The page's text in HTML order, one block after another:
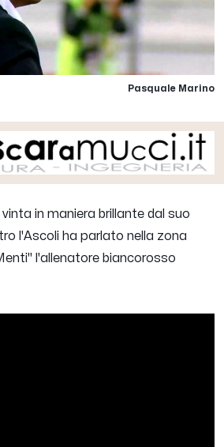
Pasquale Marino
in maniera brillante dal suo
l'Ascoli ha parlato nella zona
l'allenatore biancorosso